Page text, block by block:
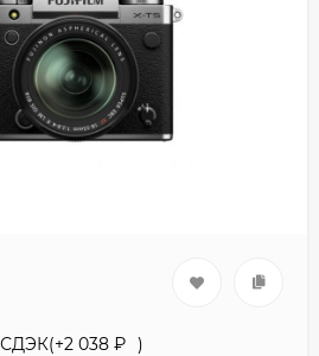
СДЭК(+2 038 )